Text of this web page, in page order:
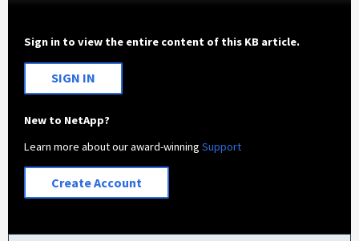
Sign in to view the entire content of this KB article.
SIGN IN
New to NetApp?
Learn more about our award-winningSupport
Create Account